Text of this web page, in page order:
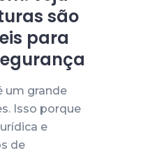
são
para
um grande
Isso porque
e
de